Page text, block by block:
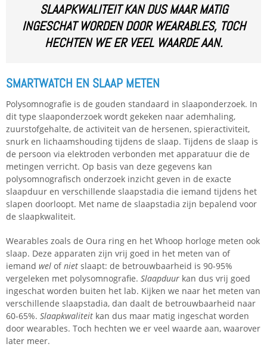
SLAAPKWALITEIT KAN DUS MAAR MATIG
INGESCHAT WORDEN DOOR WEARABLES, TOCH
HECHTEN WE ER VEEL WAARDE AAN.
SMARTWATCH EN SLAAP METEN
Polysomnografie is de gouden standaard in slaaponderzoek. In
dit type slaaponderzoek wordt gekeken naar ademhaling,
zuurstofgehalte, de activiteit van de hersenen, spieractiviteit,
snurk en lichaamshouding tijdens de slaap. Tijdens de slaap is
de persoon via elektroden verbonden met apparatuur die de
metingen verricht. Op basis van deze gegevens kan
polysomnografisch onderzoek inzicht geven in de exacte
slaapduur en verschillende slaapstadia die iemand tijdens het
slapen doorloopt. Met name de slaapstadia zijn bepalend voor
de slaapkwaliteit.
Wearables zoals de Oura ring en het Whoop horloge meten ook
slaap. Deze apparaten zijn vrij goed in het meten van of
iemand wel ofniet slaapt: de betrouwbaarheid is 90-95%
vergeleken met polysomnografie. Slaapduur kan dus vrij goed
ingeschat worden buiten het lab. Kijken we naar het meten van
verschillende slaapstadia, dan daalt de betrouwbaarheid naar
60-65%. Slaapkwaliteit kan dus maar matig ingeschat worden
door wearables. Toch hechten we er veel waarde aan, waarover
later meer.